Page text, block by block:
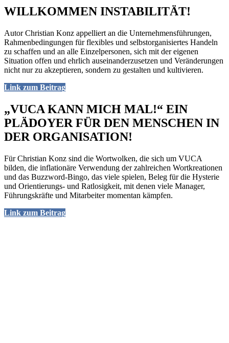
WILLKOMMEN INSTABILITÄT!
Autor Christian Konz appelliert an die Unternehmensführungen,
Rahmenbedingungen für flexibles und selbstorganisiertes Handeln
zu schaffen und an alle Einzelpersonen, sich mit der eigenen
Situation offen und ehrlich auseinanderzusetzen und Veränderungen
nicht nur zu akzeptieren, sondern zu gestalten und kultivieren.
Link zum Beitrag
„VUCA KANN MICH MAL!“ EIN
PLÄDOYER FÜR DEN MENSCHEN IN
DER ORGANISATION!
Für Christian Konz sind die Wortwolken, die sich um VUCA
bilden, die inflationäre Verwendung der zahlreichen Wortkreationen
und das Buzzword-Bingo, das viele spielen, Beleg für die Hysterie
und Orientierungs- und Ratlosigkeit, mit denen viele Manager,
Führungskräfte und Mitarbeiter momentan kämpfen.
Link zum Beitrag